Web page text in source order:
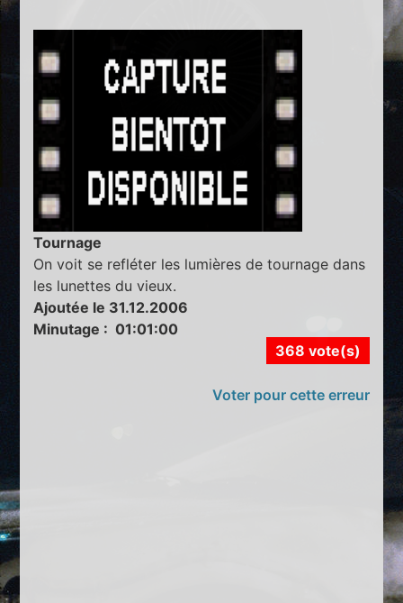
Tournage
On voit se refléter les lumières de tournage dans
les lunettes du vieux.
Ajoutée le 31.12.2006
Minutage : 01:01:00
368 vote(s)
Voter pour cette erreur